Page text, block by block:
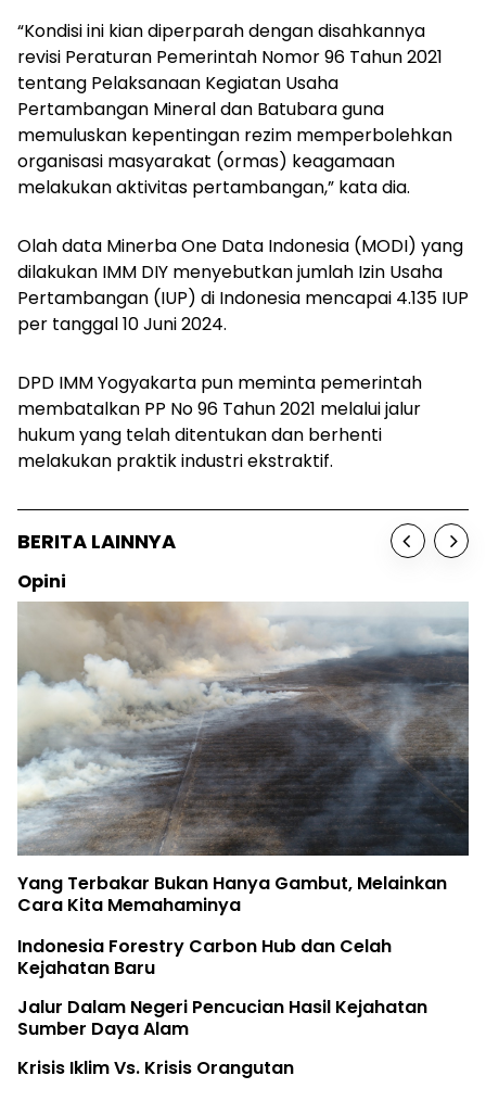
“Kondisi ini kian diperparah dengan disahkannya
revisi Peraturan Pemerintah Nomor 96 Tahun 2021
tentang Pelaksanaan Kegiatan Usaha
Pertambangan Mineral dan Batubara guna
memuluskan kepentingan rezim memperbolehkan
organisasi masyarakat (ormas) keagamaan
melakukan aktivitas pertambangan,” kata dia.
Olah data Minerba One Data Indonesia (MODI) yang
dilakukan IMM DIY menyebutkan jumlah Izin Usaha
Pertambangan (IUP) di Indonesia mencapai 4.135 IUP
per tanggal 10 Juni 2024.
DPD IMM Yogyakarta pun meminta pemerintah
membatalkan PP No 96 Tahun 2021 melalui jalur
hukum yang telah ditentukan dan berhenti
melakukan praktik industri ekstraktif.
BERITA LAINNYA
Gambut, Melainkan
Hub dan Celah
Hasil Kejahatan
Birute Galdikas, Ibu
Rifya Melawan